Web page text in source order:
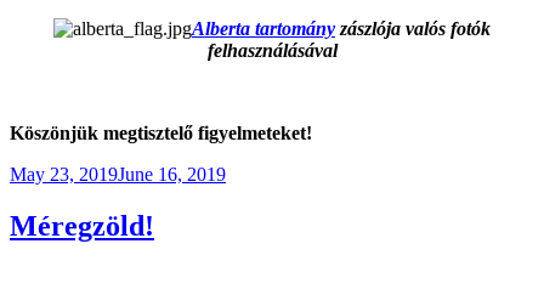
Alberta tartomány zászlója valós fotók
felhasználásával
Köszönjük megtisztelő figyelmeteket!
Posted
May 23, 2019June 16, 2019
Méregzöld!